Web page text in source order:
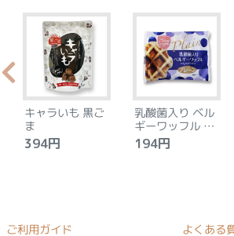
キャラいも 黒ご
ま
394円
乳酸菌入り ベル
ギーワッフル プ
レーン
194円
ご利用ガイド よくある